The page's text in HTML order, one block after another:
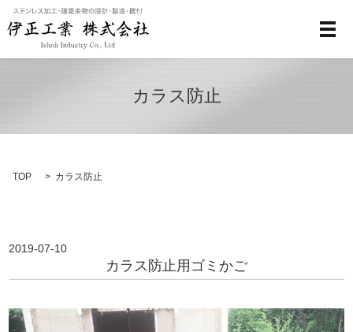
メ
カラス防止
TOP カラス防止
2019-07-10
カラス防止用ゴミかご